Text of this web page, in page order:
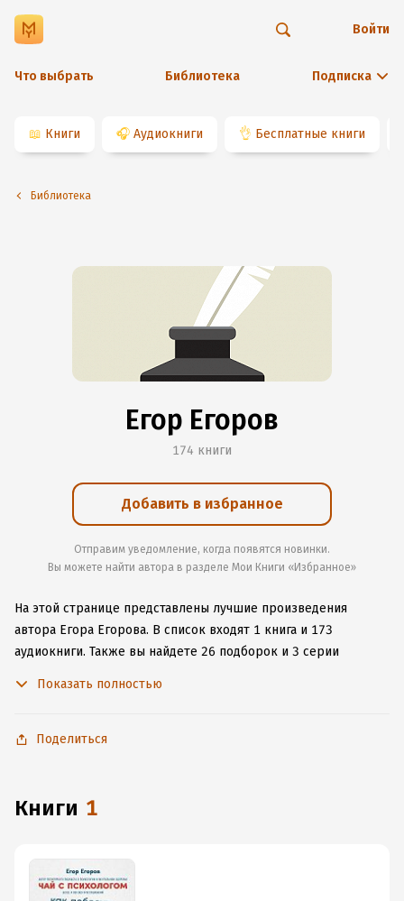
Что выбрать Библиотека Подписка
Войти
📖 Книги 🎧 Аудиокниги 👌 Бесплатные книги
Библиотека
Егор Егоров
174 книги
Добавить в избранное
Отправим уведомление, когда появятся новинки.
Вы можете найти автора в разделе Мои Книги «Избранное»
На этой странице представлены лучшие произведения
автора Егора Егорова. В список входят 1 книга и 173
аудиокниги. Также вы найдете 26 подборок и 3 серии
приложение для iOS или Android, чтобы не расставаться
Показать полностью
Поделиться
книги 1